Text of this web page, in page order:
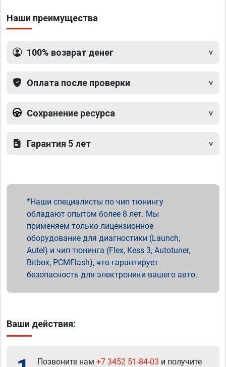
Наши преимущества
100% возврат денег
Оплата после проверки
Сохранение ресурса
Гарантия 5 лет
Наши специалисты по чип тюнингу
обладают опытом более 8 лет. Мы
применяем только лицензионное
оборудование для диагностики (Launch,
Autel) и чип тюнинга (Flex, Kess 3, Autotuner,
Bitbox, PCMFlash), что гарантирует
безопасность для электроники вашего авто.
Ваши действия:
Позвоните нам +7 3452 51-84-03 и получите